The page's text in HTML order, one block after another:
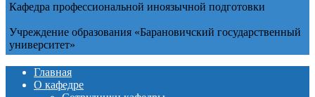
Кафедра профессиональной иноязычной подготовки
Учреждение образования «Барановичский государственный
университет»
Главная
О кафедре